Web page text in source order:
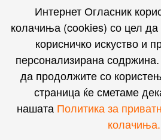
Интернет Огласник
Интернет Огласник
колачиња (cookies) со цел
корисничко искуство и
персонализирана
да продолжите со
страница ќе сметаме
нашата Политика за
колачиња.